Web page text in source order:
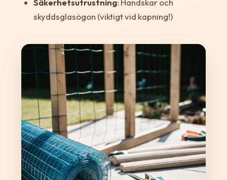
Säkerhetsutrustning: Handskar och
skyddsglasögon (viktigt vid kapning!)